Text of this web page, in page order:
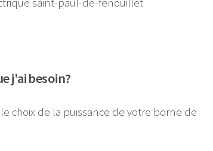
j'ai besoin?
choix de la puissance de votre borne de